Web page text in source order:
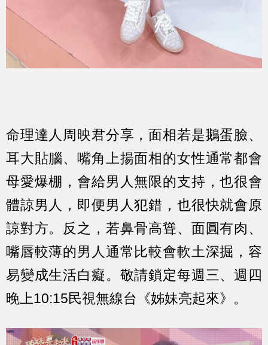
命理達人周映君分享，面相若是鵝蛋臉、
耳大貼腦、嘴角上揚面相的女性通常都會
母愛爆棚，會給男人無限的支持，也很會
體諒男人，即便男人犯錯，也很快就會原
諒對方。反之，若鼻骨高聳、面圓有肉、
嘴唇較薄的男人通常比較會軟土深掘，容
易變成生活白癡。敬請鎖定每週三、週四
晚上10:15民視無線台《姊妹亮起來》。